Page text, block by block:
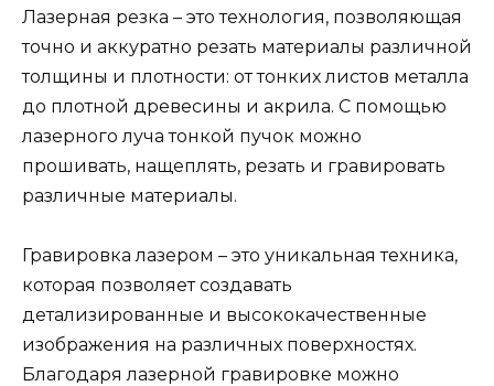
Лазерная резка – это технология, позволяющая
точно и аккуратно резать материалы различной
толщины и плотности: от тонких листов металла
до плотной древесины и акрила. С помощью
лазерного луча тонкой пучок можно
прошивать, нащеплять, резать и гравировать
различные материалы.
Гравировка лазером – это уникальная техника,
которая позволяет создавать
детализированные и высококачественные
изображения на различных поверхностях.
Благодаря лазерной гравировке можно